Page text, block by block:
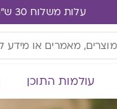
עלות משלוח 30 ש"ח | משלוח חינם ברכישה מעל 249 ₪
עולמות התוכן